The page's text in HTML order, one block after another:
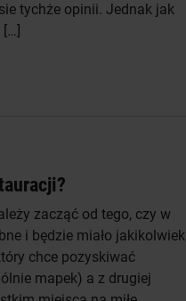
tychże opinii. Jednak jak
[…]
zacząć od tego, czy w
i będzie miało jakikolwiek
chce pozyskiwać
mapek) a z drugiej